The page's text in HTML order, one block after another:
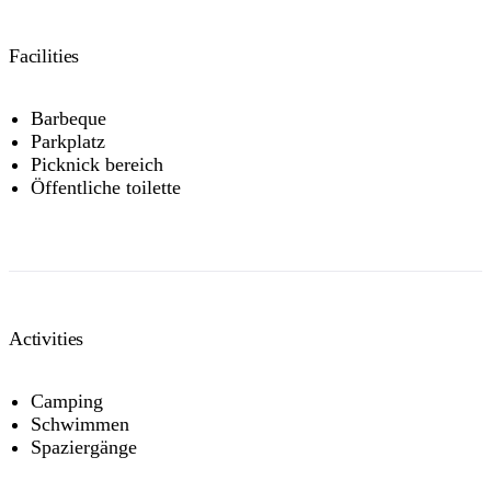
Facilities
Barbeque
Parkplatz
Picknick bereich
Öffentliche toilette
Activities
Camping
Schwimmen
Spaziergänge